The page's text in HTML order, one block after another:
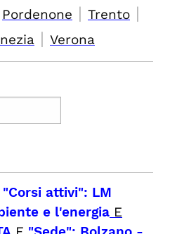
Pordenone | Trento |
| Verona
"Corsi attivi": LM
e l'energia E